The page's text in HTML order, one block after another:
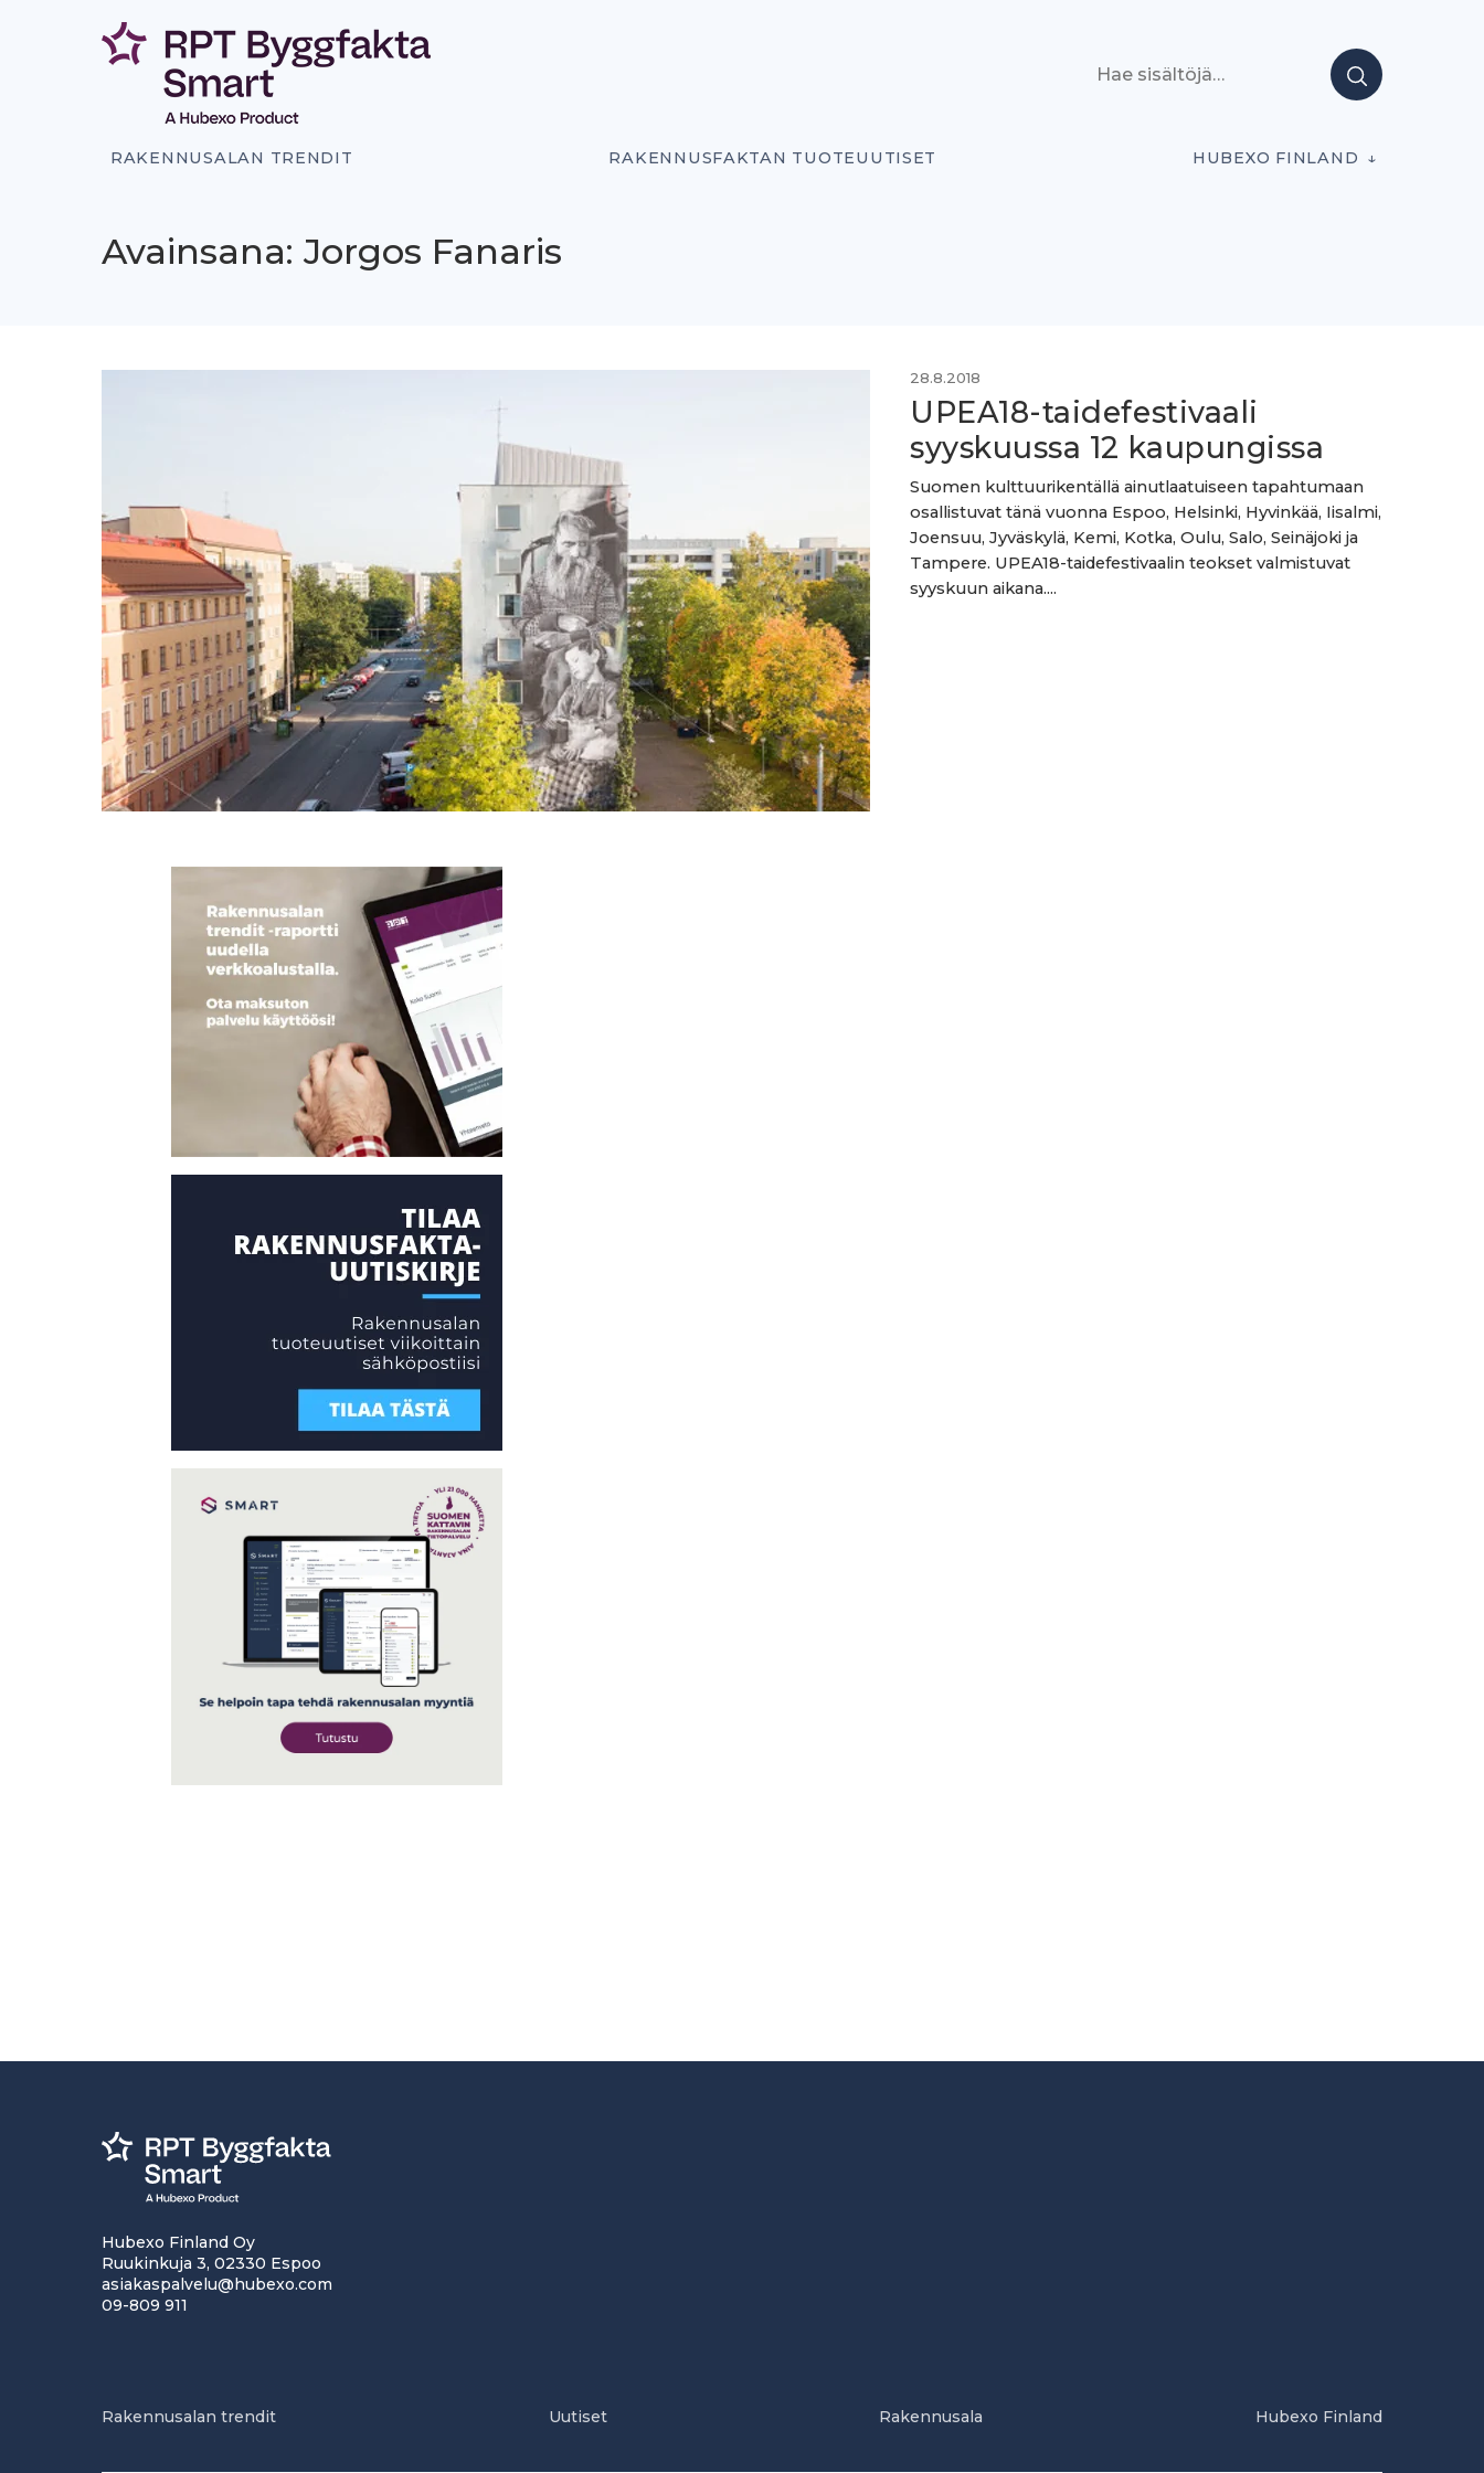
RAKENNUSALAN TRENDIT RAKENNUSFAKTAN TUOTEUUTISET HUBEXO FINLAND
Avainsana: Jorgos Fanaris
28.8.2018
UPEA18-taidefestivaali
syyskuussa 12 kaupungissa
Suomen kulttuurikentällä ainutlaatuiseen tapahtumaan
osallistuvat tänä vuonna Espoo, Helsinki, Hyvinkää, Iisalmi,
Joensuu, Jyväskylä, Kemi, Kotka, Oulu, Salo, Seinäjoki ja
Tampere. UPEA18-taidefestivaalin teokset valmistuvat
syyskuun aikana....
Hubexo Finland Oy
Ruukinkuja 3, 02330 Espoo
asiakaspalvelu@hubexo.com
09-809 911
Rakennusalan trendit Uutiset Rakennusala Hubexo Finland